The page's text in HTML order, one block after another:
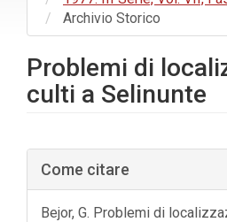
Archivio Storico
Problemi di
culti a Selinunte
Barra
laterale
dell'articolo
Come citare
Bejor, G. Problemi di